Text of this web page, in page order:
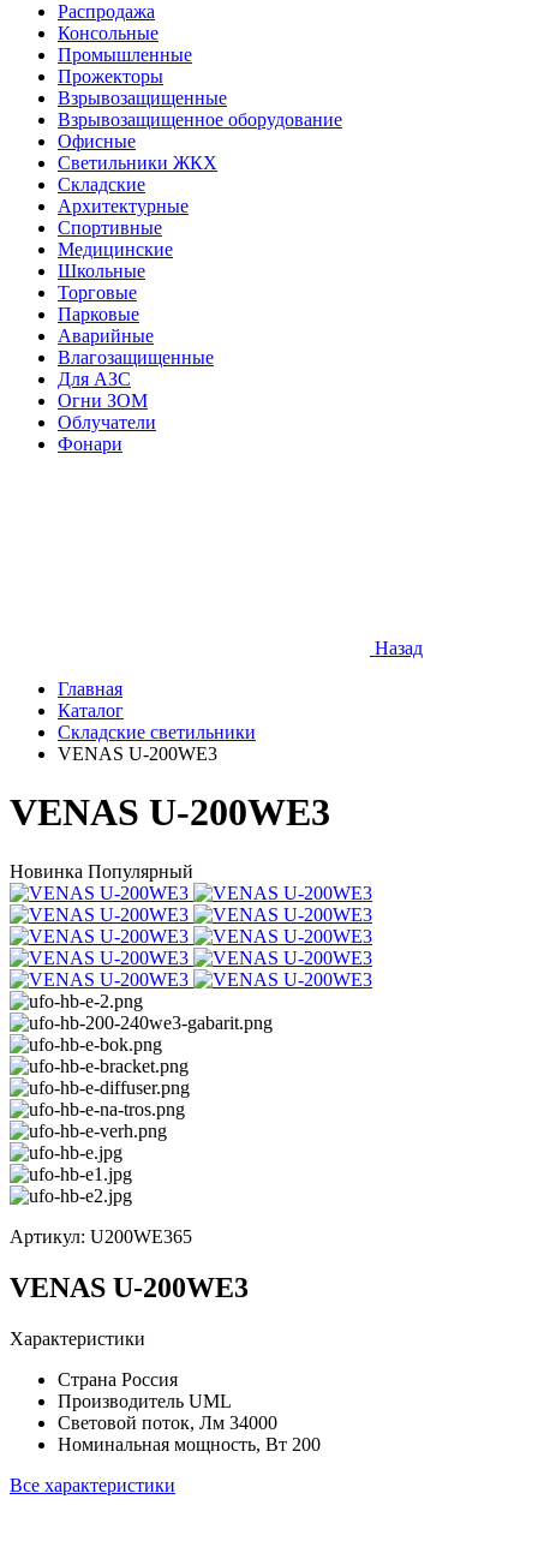
Распродажа
Консольные
Промышленные
Прожекторы
Взрывозащищенные
Взрывозащищенное оборудование
Офисные
Cветильники ЖКХ
Складские
Архитектурные
Спортивные
Медицинские
Школьные
Торговые
Парковые
Аварийные
Влагозащищенные
Для АЗС
Огни ЗОМ
Облучатели
Фонари
Назад
Главная
Каталог
Складские светильники
VENAS U-200WE3
VENAS U-200WE3
Новинка Популярный
Артикул: U200WE365
VENAS U-200WE3
Характеристики
Страна Россия
Производитель UML
Световой поток, Лм 34000
Номинальная мощность, Вт 200
Все характеристики